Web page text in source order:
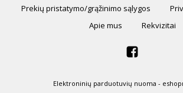
Prekių pristatymo/grąžinimo sąlygos
Apie mus
Rekvizitai
Elektroninių parduotuvių nuoma -